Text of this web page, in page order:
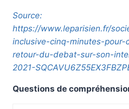
Source:
https://www.leparisien.fr/
inclusive-cinq-minutes-pour-
retour-du-debat-sur-son-
2021-
Questions de